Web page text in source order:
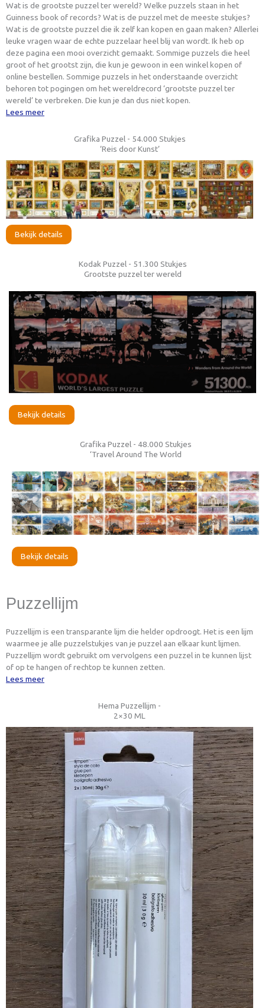
Wat is de grootste puzzel ter wereld? Welke puzzels staan in het
Guinness book of records? Wat is de puzzel met de meeste stukjes?
Wat is de grootste puzzel die ik zelf kan kopen en gaan maken? Allerlei
leuke vragen waar de echte puzzelaar heel blij van wordt. Ik heb op
deze pagina een mooi overzicht gemaakt. Sommige puzzels die heel
groot of het grootst zijn, die kun je gewoon in een winkel kopen of
online bestellen. Sommige puzzels in het onderstaande overzicht
behoren tot pogingen om het wereldrecord ‘grootste puzzel ter
wereld’ te verbreken. Die kun je dan dus niet kopen.
Lees meer
Grafika Puzzel - 54.000 Stukjes
‘Reis door Kunst’
Bekijk details
Kodak Puzzel - 51.300 Stukjes
Grootste puzzel ter wereld
Bekijk details
Grafika Puzzel - 48.000 Stukjes
‘Travel Around The World
Bekijk details
Puzzellijm
Puzzellijm is een transparante lijm die helder opdroogt. Het is een lijm
waarmee je alle puzzelstukjes van je puzzel aan elkaar kunt lijmen.
Puzzellijm wordt gebruikt om vervolgens een puzzel in te kunnen lijst
of op te hangen of rechtop te kunnen zetten.
Lees meer
Hema Puzzellijm -
2×30 ML